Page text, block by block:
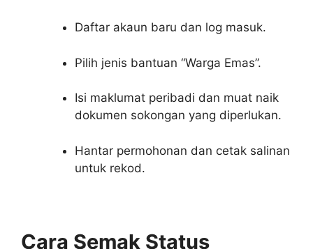
Daftar akaun baru dan log masuk.
Pilih jenis bantuan “Warga Emas”.
Isi maklumat peribadi dan muat naik
dokumen sokongan yang diperlukan.
Hantar permohonan dan cetak salinan
untuk rekod.
Cara Semak Status